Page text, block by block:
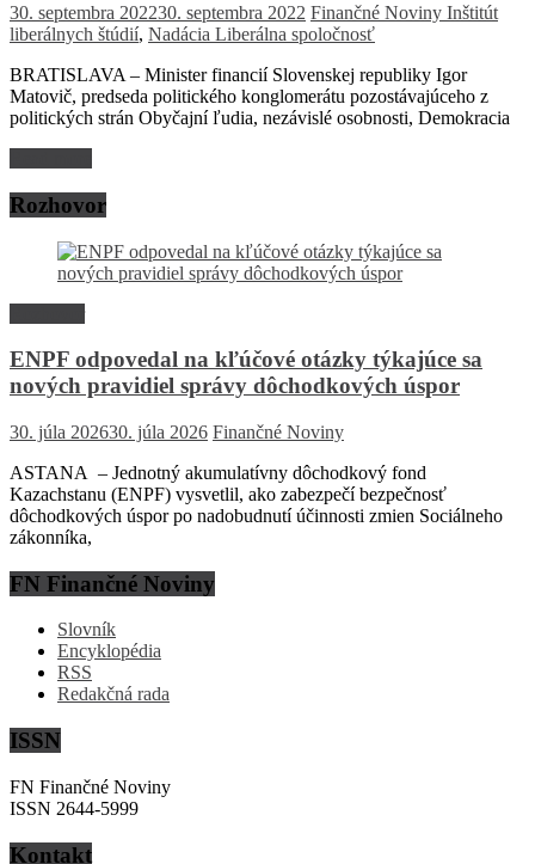
30. septembra 202230. septembra 2022 Finančné Noviny Inštitút
liberálnych štúdií, Nadácia Liberálna spoločnosť
BRATISLAVA – Minister financií Slovenskej republiky Igor
Matovič, predseda politického konglomerátu pozostávajúceho z
politických strán Obyčajní ľudia, nezávislé osobnosti, Demokracia
Rozhovor
ENPF odpovedal na kľúčové otázky týkajúce sa
nových pravidiel správy dôchodkových úspor
30. júla 202630. júla 2026 Finančné Noviny
ASTANA – Jednotný akumulatívny dôchodkový fond
Kazachstanu (ENPF) vysvetlil, ako zabezpečí bezpečnosť
dôchodkových úspor po nadobudnutí účinnosti zmien Sociálneho
zákonníka,
FN Finančné Noviny
Slovník
Encyklopédia
RSS
Redakčná rada
ISSN
FN Finančné Noviny
ISSN 2644-5999
Kontakt